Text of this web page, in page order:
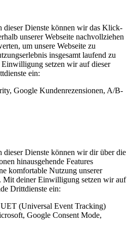
dieser Dienste können wir das Klick-
unserer Webseite nachvollziehen
um unsere Webseite zu
insgesamt laufend zu
setzen wir auf dieser
ein:
Google Kundenrezensionen, A/B-
dieser Dienste können wir dir über die
hinausgehende Features
komfortable Nutzung unserer
Mit deiner Einwilligung setzen wir auf
Drittdienste ein:
(Universal Event Tracking)
Google Consent Mode,